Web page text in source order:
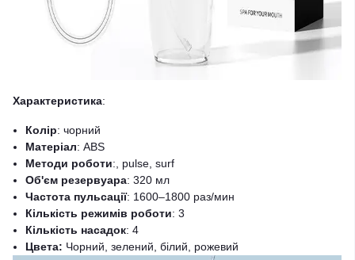
Характеристика:
Колір: чорний
Матеріал: ABS
Методи роботи:, pulse, surf
Об'єм резервуара: 320 мл
Частота пульсації: 1600–1800 раз/мин
Кількість режимів роботи: 3
Кількість насадок: 4
Цвета: Чорний, зелений, білий, рожевий